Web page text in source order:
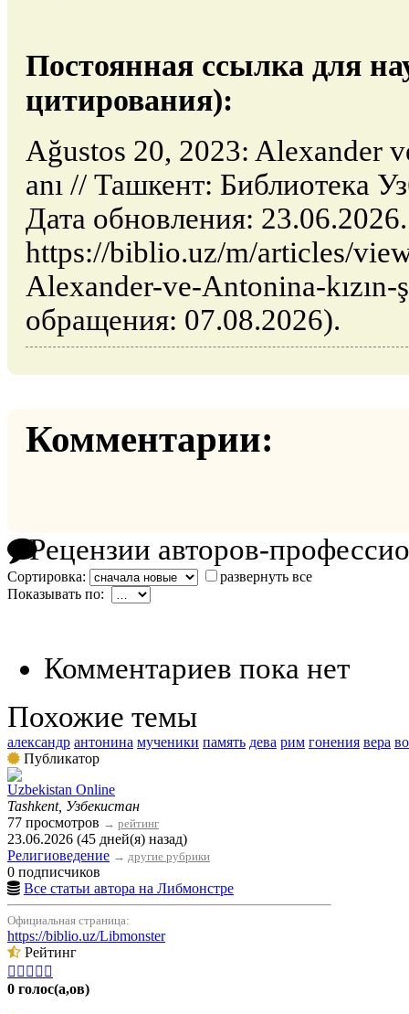
Постоянная ссылка для
цитирования):
Ağustos 20, 2023: Alexander
anı // Ташкент: Библиотека
Дата обновления:
https://biblio.uz/m/articles/
Alexander-ve-Antonina-kızın-
обращения: 07.08.2026).
Комментарии:
Рецензии авторов-
Сортировка:
развернуть все
Показывать по:
Комментариев пока нет
Похожие темы
александр антонина мученики память дева рим гонения вера
Публикатор
Uzbekistan Online
Tashkent, Узбекистан
77 просмотров → рейтинг
23.06.2026 (45 дней(я) назад)
Религиоведение → другие рубрики
0 подписчиков
Все статьи автора на Либмонстре
Официальная страница:
https://biblio.uz/Libmonster
Рейтинг
    
0 голос(а,ов)